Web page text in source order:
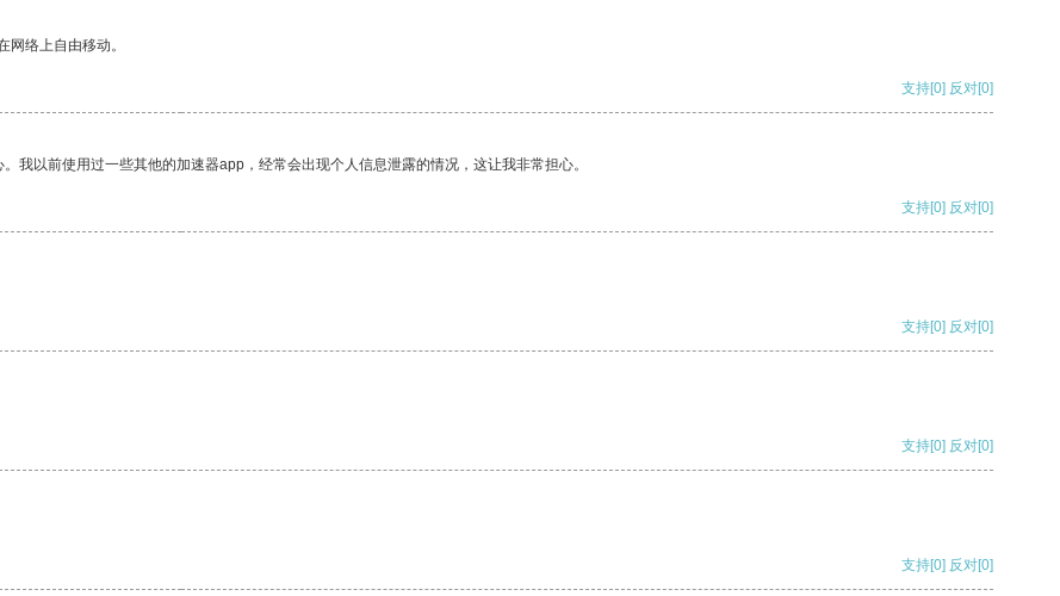
络上自由移动。
支持[0] 反对[0]
我以前使用过一些其他的加速器app，经常会出现个人信息泄露的情况，这让我非常担心。
支持[0] 反对[0]
支持[0] 反对[0]
支持[0] 反对[0]
支持[0] 反对[0]